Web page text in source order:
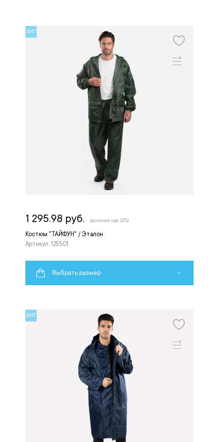
ХИТ
Костюм "ТАЙФУН" / Эталон
Артикул: 125501
1 295.98 руб. (включая ндс 22%)
Выбрать размер
ХИТ